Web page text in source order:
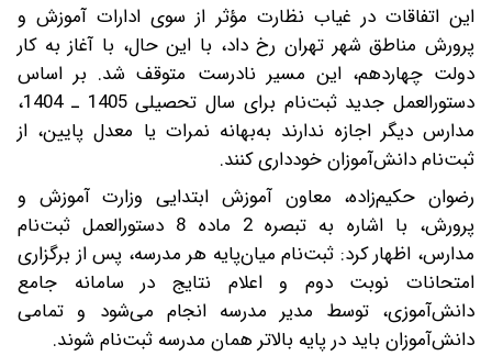
این اتفاقات در غیاب نظارت مؤثر از سوی ادارات آموزش و
پرورش مناطق شهر تهران رخ داد، با این حال، با آغاز به کار
دولت چهاردهم، این مسیر نادرست متوقف شد. بر اساس
دستورالعمل جدید ثبت‌نام برای سال تحصیلی 1405 ـ 1404،
مدارس دیگر اجازه ندارند به‌بهانه نمرات یا معدل پایین، از
ثبت‌نام دانش‌آموزان خودداری کنند.
رضوان حکیم‌زاده، معاون آموزش ابتدایی وزارت آموزش و
پرورش، با اشاره به تبصره 2 ماده 8 دستورالعمل ثبت‌نام
مدارس، اظهار کرد: ثبت‌نام میان‌پایه هر مدرسه، پس از برگزاری
امتحانات نوبت دوم و اعلام نتایج در سامانه جامع
دانش‌آموزی، توسط مدیر مدرسه انجام می‌شود و تمامی
دانش‌آموزان باید در پایه بالاتر همان مدرسه ثبت‌نام شوند.